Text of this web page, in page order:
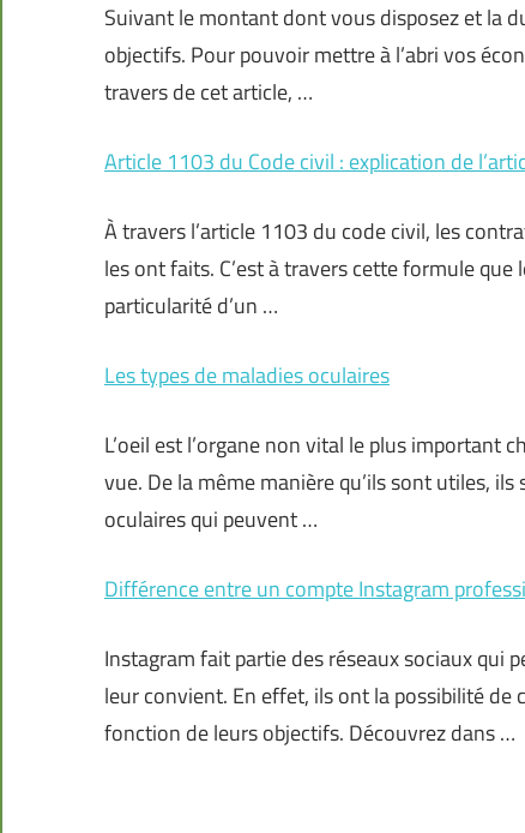
Suivant le montant dont vous disposez et la
objectifs. Pour pouvoir mettre à l’abri vos
travers de cet article, …
Article 1103 du Code civil : explication de
À travers l’article 1103 du code civil, les
les ont faits. C’est à travers cette formule
particularité d’un …
Les types de maladies oculaires
L’oeil est l’organe non vital le plus important
vue. De la même manière qu’ils sont utiles,
oculaires qui peuvent …
Différence entre un compte Instagram
Instagram fait partie des réseaux sociaux qui
leur convient. En effet, ils ont la possibilité
fonction de leurs objectifs. Découvrez dans …